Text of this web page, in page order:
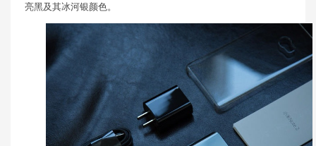
亮黑及其冰河银颜色。